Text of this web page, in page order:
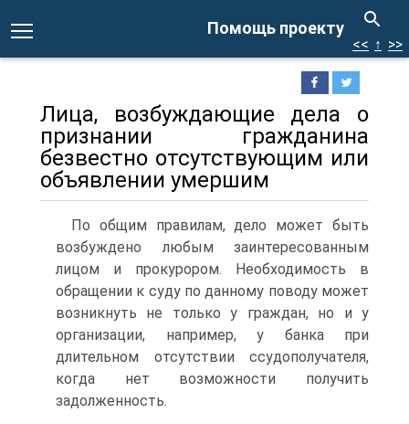
Помощь проекту
<< ↑ >>
Лица, возбуждающие дела о
признании гражданина
безвестно отсутствующим или
объявлении умершим
По общим правилам, дело может быть
возбуждено любым заинтересованным
лицом и прокурором. Необходимость в
обращении к суду по данному поводу может
возникнуть не только у граждан, но и у
организации, например, у банка при
длительном отсутствии ссудополучателя,
когда нет возможности получить
задолженность.